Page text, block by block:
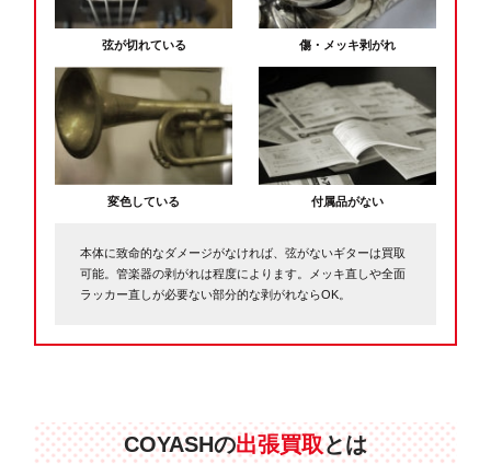
弦が切れている 傷・メッキ剥がれ
変色している 付属品がない
本体に致命的なダメージがなければ、弦がないギターは買取
可能。管楽器の剥がれは程度によります。メッキ直しや全面
ラッカー直しが必要ない部分的な剥がれならOK。
COYASHの出張買取とは